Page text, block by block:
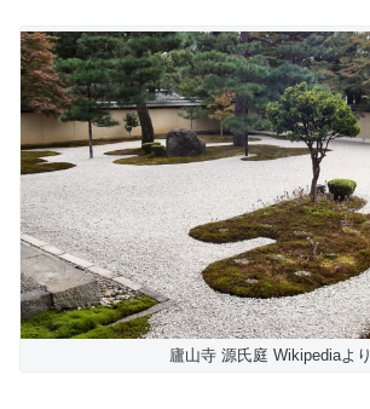
廬山寺 源氏庭 Wikipediaより